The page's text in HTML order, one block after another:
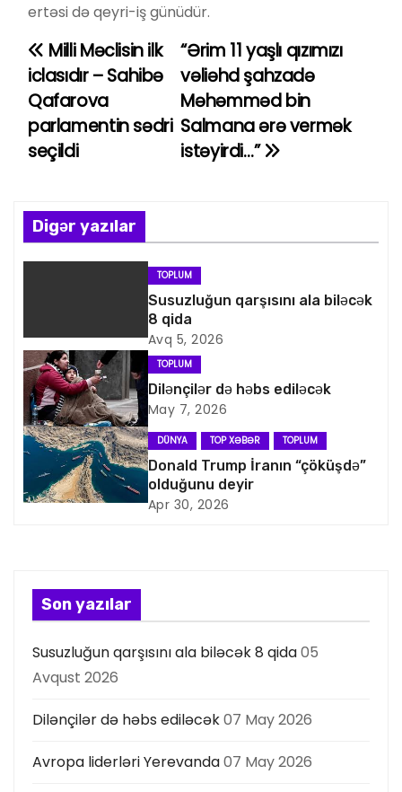
ertəsi də qeyri-iş günüdür.
Y
a
z
n
a
q
a
s
y
s
ı
“Ərim 11 yaşlı qızımızı
vəliəhd şahzadə
Məhəmməd bin
Salmana ərə vermək
istəyirdi…”
Milli Məclisin ilk
iclasıdır – Sahibə
Qafarova
parlamentin sədri
seçildi
Digər yazılar
TOPLUM
Susuzluğun qarşısını ala biləcək
8 qida
Avq 5, 2026
TOPLUM
Dilənçilər də həbs ediləcək
May 7, 2026
DÜNYA TOP XƏBƏR TOPLUM
Donald Trump İranın “çöküşdə”
olduğunu deyir
Apr 30, 2026
Son yazılar
Susuzluğun qarşısını ala biləcək 8 qida05
Avqust 2026
Dilənçilər də həbs ediləcək07 May 2026
Avropa liderləri Yerevanda07 May 2026